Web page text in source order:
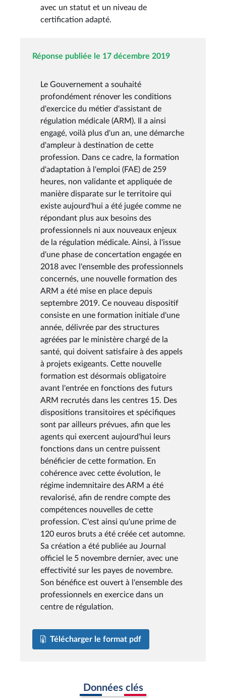
avec un statut et un niveau de
certification adapté.
Réponse publiée le 17 décembre 2019
Le Gouvernement a souhaité
profondément rénover les conditions
d'exercice du métier d'assistant de
régulation médicale (ARM). Il a ainsi
engagé, voilà plus d'un an, une démarche
d'ampleur à destination de cette
profession. Dans ce cadre, la formation
d'adaptation à l'emploi (FAE) de 259
heures, non validante et appliquée de
manière disparate sur le territoire qui
existe aujourd'hui a été jugée comme ne
répondant plus aux besoins des
professionnels ni aux nouveaux enjeux
de la régulation médicale. Ainsi, à l'issue
d'une phase de concertation engagée en
2018 avec l'ensemble des professionnels
concernés, une nouvelle formation des
ARM a été mise en place depuis
septembre 2019. Ce nouveau dispositif
consiste en une formation initiale d'une
année, délivrée par des structures
agréées par le ministère chargé de la
santé, qui doivent satisfaire à des appels
à projets exigeants. Cette nouvelle
formation est désormais obligatoire
avant l'entrée en fonctions des futurs
ARM recrutés dans les centres 15. Des
dispositions transitoires et spécifiques
sont par ailleurs prévues, afin que les
agents qui exercent aujourd'hui leurs
fonctions dans un centre puissent
bénéficier de cette formation. En
cohérence avec cette évolution, le
régime indemnitaire des ARM a été
revalorisé, afin de rendre compte des
compétences nouvelles de cette
profession. C'est ainsi qu'une prime de
120 euros bruts a été créée cet automne.
Sa création a été publiée au Journal
officiel le 5 novembre dernier, avec une
effectivité sur les payes de novembre.
Son bénéfice est ouvert à l'ensemble des
professionnels en exercice dans un
centre de régulation.
Télécharger le format pdf
Données clés